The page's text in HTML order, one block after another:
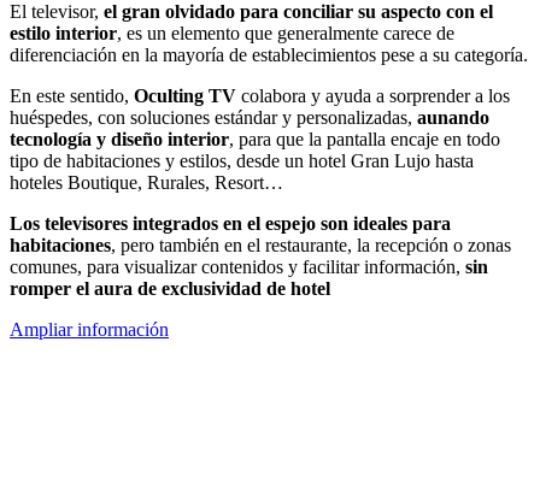
El televisor, el gran olvidado para conciliar su aspecto con el
estilo interior, es un elemento que generalmente carece de
diferenciación en la mayoría de establecimientos pese a su categoría.
En este sentido, Oculting TV colabora y ayuda a sorprender a los
huéspedes, con soluciones estándar y personalizadas, aunando
tecnología y diseño interior, para que la pantalla encaje en todo
tipo de habitaciones y estilos, desde un hotel Gran Lujo hasta
hoteles Boutique, Rurales, Resort…
Los televisores integrados en el espejo son ideales para
habitaciones, pero también en el restaurante, la recepción o zonas
comunes, para visualizar contenidos y facilitar información, sin
romper el aura de exclusividad de hotel
Ampliar información